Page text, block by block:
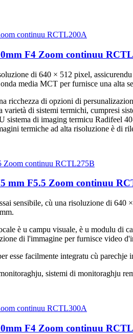
F4 Zoom continuu
di 640 × 512 pixel,
media MCT per furnisce una alta
ricchezza di opzioni di
di sistemi termichi, cumpresi
sistema di imaging termicu
termiche ad alta risoluzione è di
mm F5.5 Zoom continuu
sensibile, cù una risoluzione di
è u campu visuale, è u modulu di
di l'immagine per furnisce video
facilmente integratu cù parechje
sistemi di monitoraghju
F4 Zoom continuu